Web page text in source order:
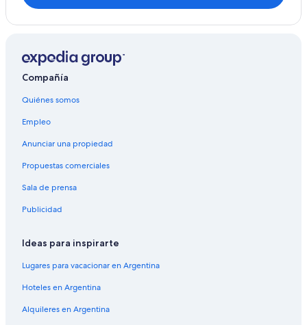
Compañía
Quiénes somos
Empleo
Anunciar una propiedad
Propuestas comerciales
Sala de prensa
Publicidad
Ideas para inspirarte
Lugares para vacacionar en Argentina
Hoteles en Argentina
Alquileres en Argentina